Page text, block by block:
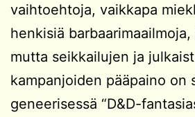
vaihtoehtoja, vaikkapa
henkisiä
mutta seikkailujen ja
kampanjoiden pääpaino on
geneerisessä “D&D-